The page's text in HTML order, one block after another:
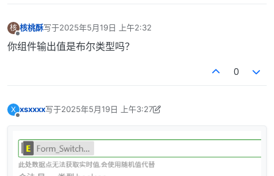
核
离线
核桃酥写于2025年5月19日 上午2:32
最后由 编辑
你组件输出值是布尔类型吗？
0
X
离线
xsxxxx写于2025年5月19日 上午3:27
最后由 xsxxxx 编辑 2025年5月19日 下午2:51